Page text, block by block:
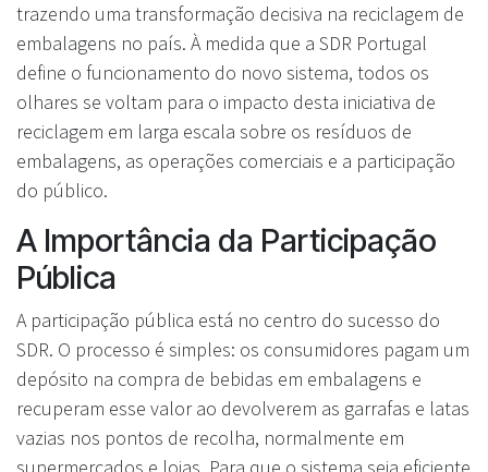
trazendo uma transformação decisiva na reciclagem de
embalagens no país. À medida que a SDR Portugal
define o funcionamento do novo sistema, todos os
olhares se voltam para o impacto desta iniciativa de
reciclagem em larga escala sobre os resíduos de
embalagens, as operações comerciais e a participação
do público.
A Importância da Participação
Pública
A participação pública está no centro do sucesso do
SDR. O processo é simples: os consumidores pagam um
depósito na compra de bebidas em embalagens e
recuperam esse valor ao devolverem as garrafas e latas
vazias nos pontos de recolha, normalmente em